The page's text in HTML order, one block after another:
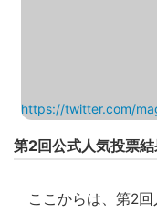
https://twitter.com/
第2回公式人気投票結
ここからは、第2回